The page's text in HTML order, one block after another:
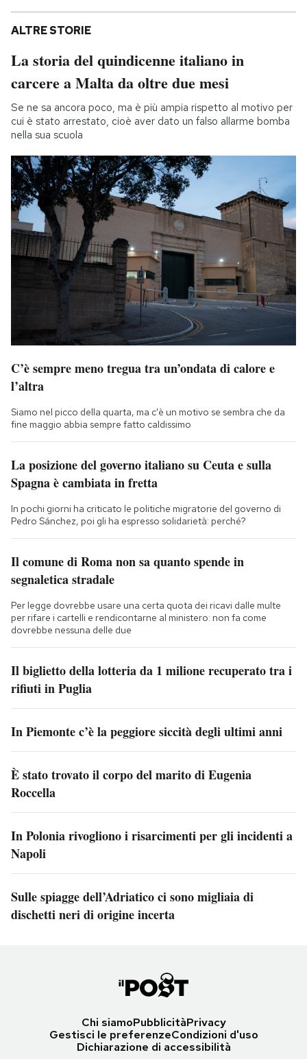
ALTRE STORIE
La storia del quindicenne italiano in
carcere a Malta da oltre due mesi
Se ne sa ancora poco, ma è più ampia rispetto al motivo per
cui è stato arrestato, cioè aver dato un falso allarme bomba
nella sua scuola
C’è sempre meno tregua tra un’ondata di calore e
l’altra
Siamo nel picco della quarta, ma c'è un motivo se sembra che da
fine maggio abbia sempre fatto caldissimo
La posizione del governo italiano su Ceuta e sulla
Spagna è cambiata in fretta
In pochi giorni ha criticato le politiche migratorie del governo di
Pedro Sánchez, poi gli ha espresso solidarietà: perché?
Il comune di Roma non sa quanto spende in
segnaletica stradale
Per legge dovrebbe usare una certa quota dei ricavi dalle multe
per rifare i cartelli e rendicontarne al ministero: non fa come
dovrebbe nessuna delle due
Il biglietto della lotteria da 1 milione recuperato tra i
rifiuti in Puglia
In Piemonte c’è la peggiore siccità degli ultimi anni
È stato trovato il corpo del marito di Eugenia
Roccella
In Polonia rivogliono i risarcimenti per gli incidenti a
Napoli
Sulle spiagge dell’Adriatico ci sono migliaia di
dischetti neri di origine incerta
Chi siamoPubblicitàPrivacy
Gestisci le preferenzeCondizioni d'uso
Dichiarazione di accessibilità